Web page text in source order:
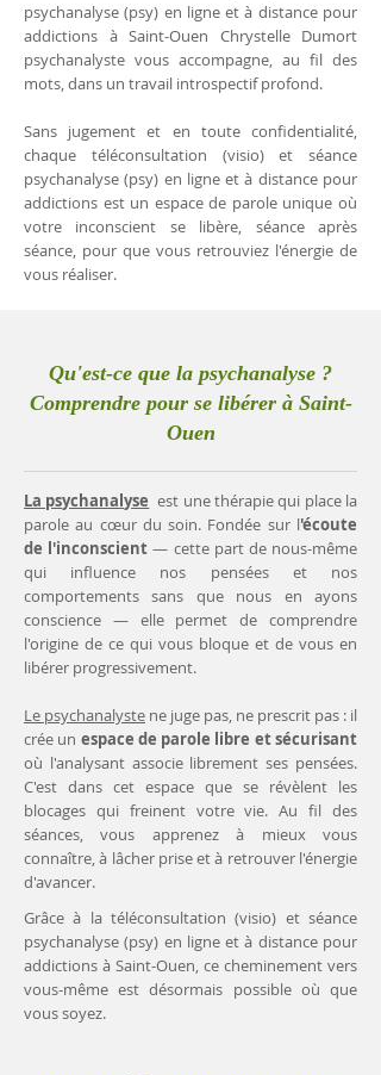
psychanalyse (psy) en ligne et à distance pour
addictions à Saint-Ouen Chrystelle Dumort
psychanalyste vous accompagne, au fil des
mots, dans un travail introspectif profond.
Sans jugement et en toute confidentialité,
chaque téléconsultation (visio) et séance
psychanalyse (psy) en ligne et à distance pour
addictions est un espace de parole unique où
votre inconscient se libère, séance après
séance, pour que vous retrouviez l'énergie de
vous réaliser.
Qu'est-ce que la psychanalyse ?
Comprendre pour se libérer à Saint-
Ouen
La psychanalyse est une thérapie qui place la
parole au cœur du soin. Fondée sur l'écoute
de l'inconscient— cette part de nous-même
qui influence nos pensées et nos
comportements sans que nous en ayons
conscience — elle permet de comprendre
l'origine de ce qui vous bloque et de vous en
libérer progressivement.
Le psychanalyste ne juge pas, ne prescrit pas : il
crée un espace de parole libre et sécurisant
où l'analysant associe librement ses pensées.
C'est dans cet espace que se révèlent les
blocages qui freinent votre vie. Au fil des
séances, vous apprenez à mieux vous
connaître, à lâcher prise et à retrouver l'énergie
d'avancer.
Grâce à la téléconsultation (visio) et séance
psychanalyse (psy) en ligne et à distance pour
addictions à Saint-Ouen, ce cheminement vers
vous-même est désormais possible où que
vous soyez.